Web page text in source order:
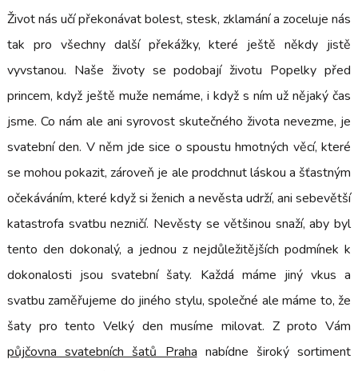
Život nás učí překonávat bolest, stesk, zklamání a zoceluje nás
tak pro všechny další překážky, které ještě někdy jistě
vyvstanou. Naše životy se podobají životu Popelky před
princem, když ještě muže nemáme, i když s ním už nějaký čas
jsme. Co nám ale ani syrovost skutečného života nevezme, je
svatební den. V něm jde sice o spoustu hmotných věcí, které
se mohou pokazit, zároveň je ale prodchnut láskou a šťastným
očekáváním, které když si ženich a nevěsta udrží, ani sebevětší
katastrofa svatbu nezničí. Nevěsty se většinou snaží, aby byl
tento den dokonalý, a jednou z nejdůležitějších podmínek k
dokonalosti jsou svatební šaty. Každá máme jiný vkus a
svatbu zaměřujeme do jiného stylu, společné ale máme to, že
šaty pro tento Velký den musíme milovat. Z proto Vám
půjčovna svatebních šatů Praha nabídne široký sortiment